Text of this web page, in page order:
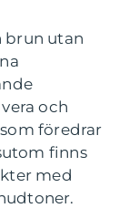
brun utan
och
föredrar
finns
med